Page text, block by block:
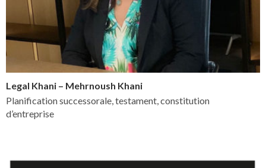
Legal Khani – Mehrnoush Khani
Planification successorale, testament, constitution
d’entreprise